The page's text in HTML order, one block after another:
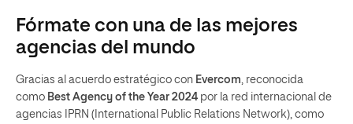
Fórmate con una de las mejores
agencias del mundo
Gracias al acuerdo estratégico con Evercom, reconocida
como Best Agency of the Year 2024 por la red internacional de
agencias IPRN (International Public Relations Network), como